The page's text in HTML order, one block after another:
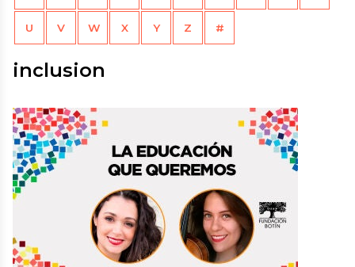
U V W X Y Z #
inclusion